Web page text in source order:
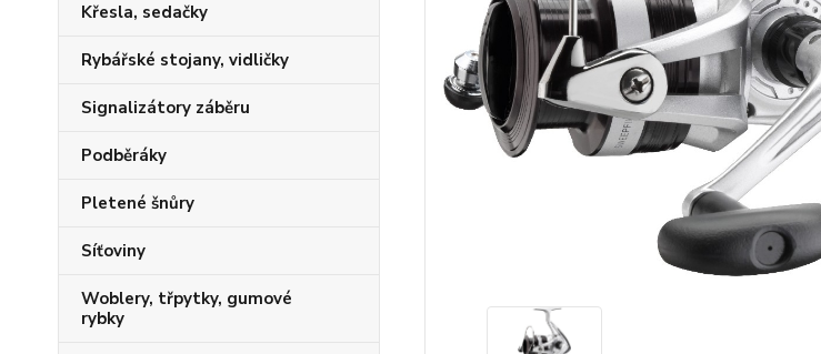
Křesla, sedačky
Rybářské stojany, vidličky
Signalizátory záběru
Podběráky
Pletené šnůry
Síťoviny
Woblery, třpytky, gumové
rybky